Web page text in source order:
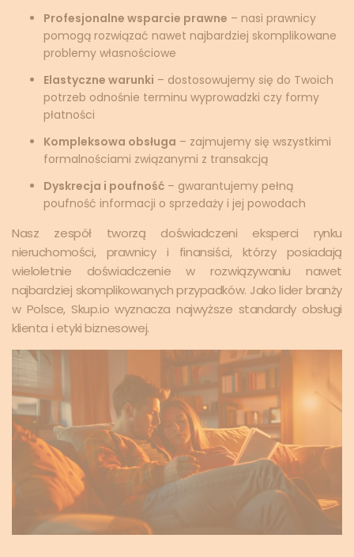
Profesjonalne wsparcie prawne – nasi prawnicy
pomogą rozwiązać nawet najbardziej skomplikowane
problemy własnościowe
Elastyczne warunki – dostosowujemy się do Twoich
potrzeb odnośnie terminu wyprowadzki czy formy
płatności
Kompleksowa obsługa – zajmujemy się wszystkimi
formalnościami związanymi z transakcją
Dyskrecja i poufność – gwarantujemy pełną
poufność informacji o sprzedaży i jej powodach
Nasz zespół tworzą doświadczeni eksperci rynku
nieruchomości, prawnicy i finansiści, którzy posiadają
wieloletnie doświadczenie w rozwiązywaniu nawet
najbardziej skomplikowanych przypadków. Jako lider branży
w Polsce, Skup.io wyznacza najwyższe standardy obsługi
klienta i etyki biznesowej.